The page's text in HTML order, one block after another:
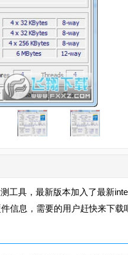
工具，最新版本加入了最新
信息，需要的用户赶快来下载